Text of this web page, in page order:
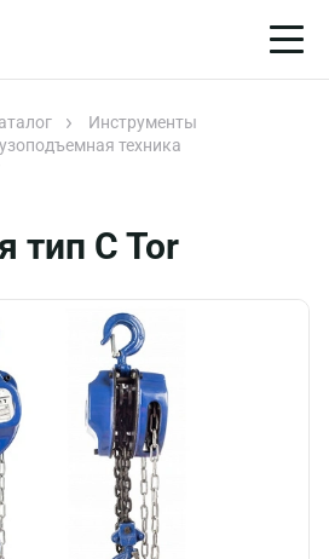
Инструменты
техника
тип C Tor